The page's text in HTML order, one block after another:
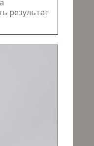
результат